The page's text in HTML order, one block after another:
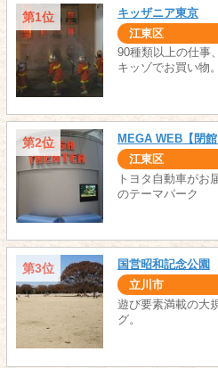
第1位 キッザニア東京
江東区
90種類以上の仕事
キッゾでお買い物。
第2位 MEGA WEB【閉館
江東区
トヨタ自動車がお
のテーマパーク
第3位 国営昭和記念公園
立川市
遊び要素満載の大
グ。